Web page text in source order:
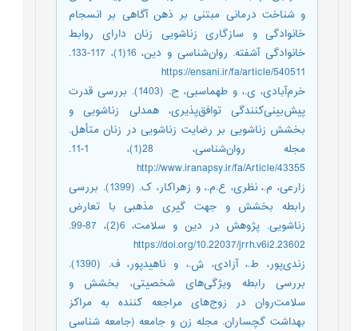
و شناخت درمانی مبتنی بر ذهن آگاهی بر انسجام
خانوادگی و سازگاری ‌‌زناشویی زنان دارای روابط
خانوادگی ‌‌آشفته. روان‌شناسی و دین، 16(1)، 117-133.
https://ensani.ir/fa/article/540511
خرم‌‌آبادی، ی.، و طهماسبی، ح. (1403). بررسی قدرت
پیش‌‌بینی‌‌کنندگی توافق‌پذیری، همدلی زناشویی و
بخشش زناشویی بر رضایت زناشویی در زنان متأهل.
مجله روان‌شناسی، 28(1)، 1-11.
http://www.iranapsy.ir/fa/Article/43355
زارعی، م.، نظری، ع.م.، و زهراکار، ک. (1399). بررسی
رابطه بخشش و جهت گیری مذهبی با تعارض
زناشویی. پژوهش در دین و سلامت، 6(2)، 87-99.
https://doi.org/10.22037/jrrh.v6i2.23602
زندی‌‌پور، ط.، آزادی، ش.، و ناهیدپور، ف. (1390).
بررسی رابطه ویژگی‌‌های شخصیتی، بخشش و
سلامت‌‌روان در زوج‌‌های مراجعه کننده به مراکز
بهداشت گچساران. مجله زن و جامعه (جامعه شناسی